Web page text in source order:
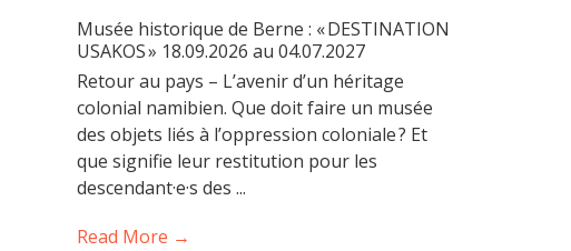
Musée historique de Berne : « DESTINATION
USAKOS » 18.09.2026 au 04.07.2027
Retour au pays – L’avenir d’un héritage
colonial namibien. Que doit faire un musée
des objets liés à l’oppression coloniale ? Et
que signifie leur restitution pour les
descendant·e·s des ...
Read More →